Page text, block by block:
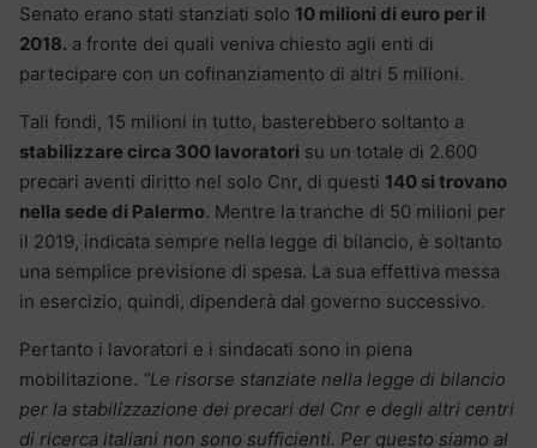
Senato erano stati stanziati solo 10 milioni di euro per il
2018. a fronte dei quali veniva chiesto agli enti di
partecipare con un cofinanziamento di altri 5 milioni.
Tali fondi, 15 milioni in tutto, basterebbero soltanto a
stabilizzare circa 300 lavoratori su un totale di 2.600
precari aventi diritto nel solo Cnr, di questi 140 si trovano
nella sede di Palermo. Mentre la tranche di 50 milioni per
il 2019, indicata sempre nella legge di bilancio, è soltanto
una semplice previsione di spesa. La sua effettiva messa
in esercizio, quindi, dipenderà dal governo successivo.
Pertanto i lavoratori e i sindacati sono in piena
mobilitazione. “Le risorse stanziate nella legge di bilancio
per la stabilizzazione dei precari del Cnr e degli altri centri
di ricerca italiani non sono sufficienti. Per questo siamo al